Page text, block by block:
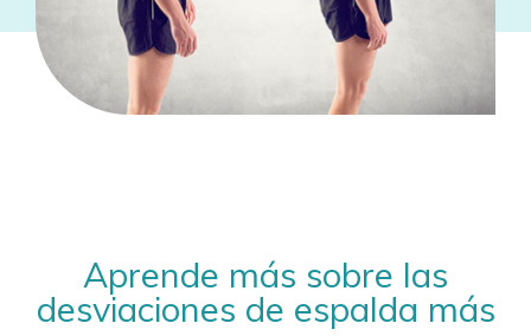
Aprende más sobre las
desviaciones de espalda más